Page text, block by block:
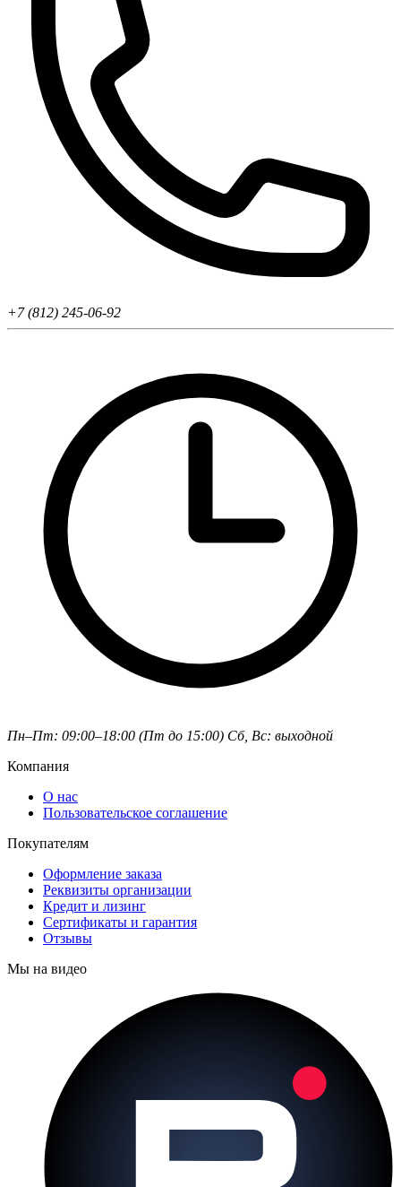
+7 (812) 245-06-92
Пн–Пт: 09:00–18:00 (Пт до 15:00) Сб, Вс: выходной
Компания
О нас
Пользовательское соглашение
Покупателям
Оформление заказа
Реквизиты организации
Кредит и лизинг
Сертификаты и гарантия
Отзывы
Мы на видео